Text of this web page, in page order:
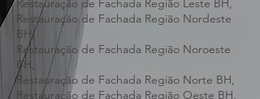
Restauração de Fachada Região Centro-Sul
BH,
Restauração de Fachada Região Leste BH,
Restauração de Fachada Região Nordeste
BH,
Restauração de Fachada Região Noroeste